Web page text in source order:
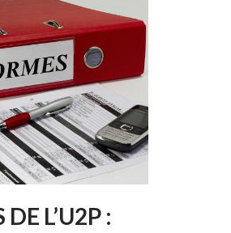
L’U2P :